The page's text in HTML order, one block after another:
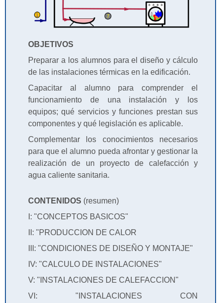
OBJETIVOS
Preparar a los alumnos para el diseño y cálculo
de las instalaciones térmicas en la edificación.
Capacitar al alumno para comprender el
funcionamiento de una instalación y los
equipos; qué servicios y funciones prestan sus
componentes y qué legislación es aplicable.
Complementar los conocimientos necesarios
para que el alumno pueda afrontar y gestionar la
realización de un proyecto de calefacción y
agua caliente sanitaria.
CONTENIDOS (resumen)
I: "CONCEPTOS BASICOS"
II: "PRODUCCION DE CALOR
III: "CONDICIONES DE DISEÑO Y MONTAJE"
IV: "CALCULO DE INSTALACIONES"
V: "INSTALACIONES DE CALEFACCION"
VI: "INSTALACIONES CON